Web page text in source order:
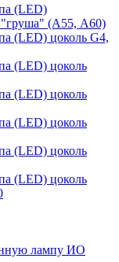
(LED)
"груша" (А55, А60)
(LED) цоколь G4,
(LED) цоколь
(LED) цоколь
(LED) цоколь
(LED) цоколь
(LED) цоколь
лампу ИО